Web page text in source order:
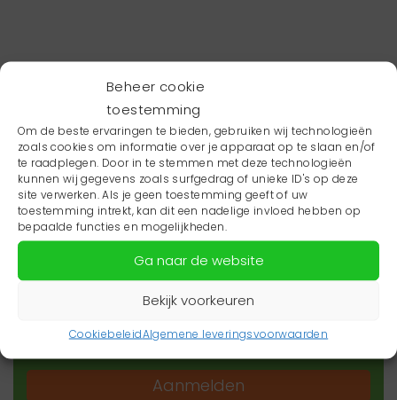
Beheer cookie
toestemming
Om de beste ervaringen te bieden, gebruiken wij technologieën
zoals cookies om informatie over je apparaat op te slaan en/of
te raadplegen. Door in te stemmen met deze technologieën
kunnen wij gegevens zoals surfgedrag of unieke ID's op deze
site verwerken. Als je geen toestemming geeft of uw
toestemming intrekt, kan dit een nadelige invloed hebben op
bepaalde functies en mogelijkheden.
Ga naar de website
Bekijk voorkeuren
CookiebeleidAlgemene leveringsvoorwaarden
Wil je niets missen?
Wil je op de hoogte blijven van het laatste
zorgnieuws in jouw regio? Schrijf je dan in voor
onze nieuwsbrief.
Aanmelden